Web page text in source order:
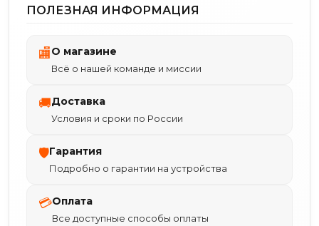
ПОЛЕЗНАЯ ИНФОРМАЦИЯ
🏬О магазине
Всё о нашей команде и миссии
🚚Доставка
Условия и сроки по России
🛡Гарантия
Подробно о гарантии на устройства
💳Оплата
Все доступные способы оплаты